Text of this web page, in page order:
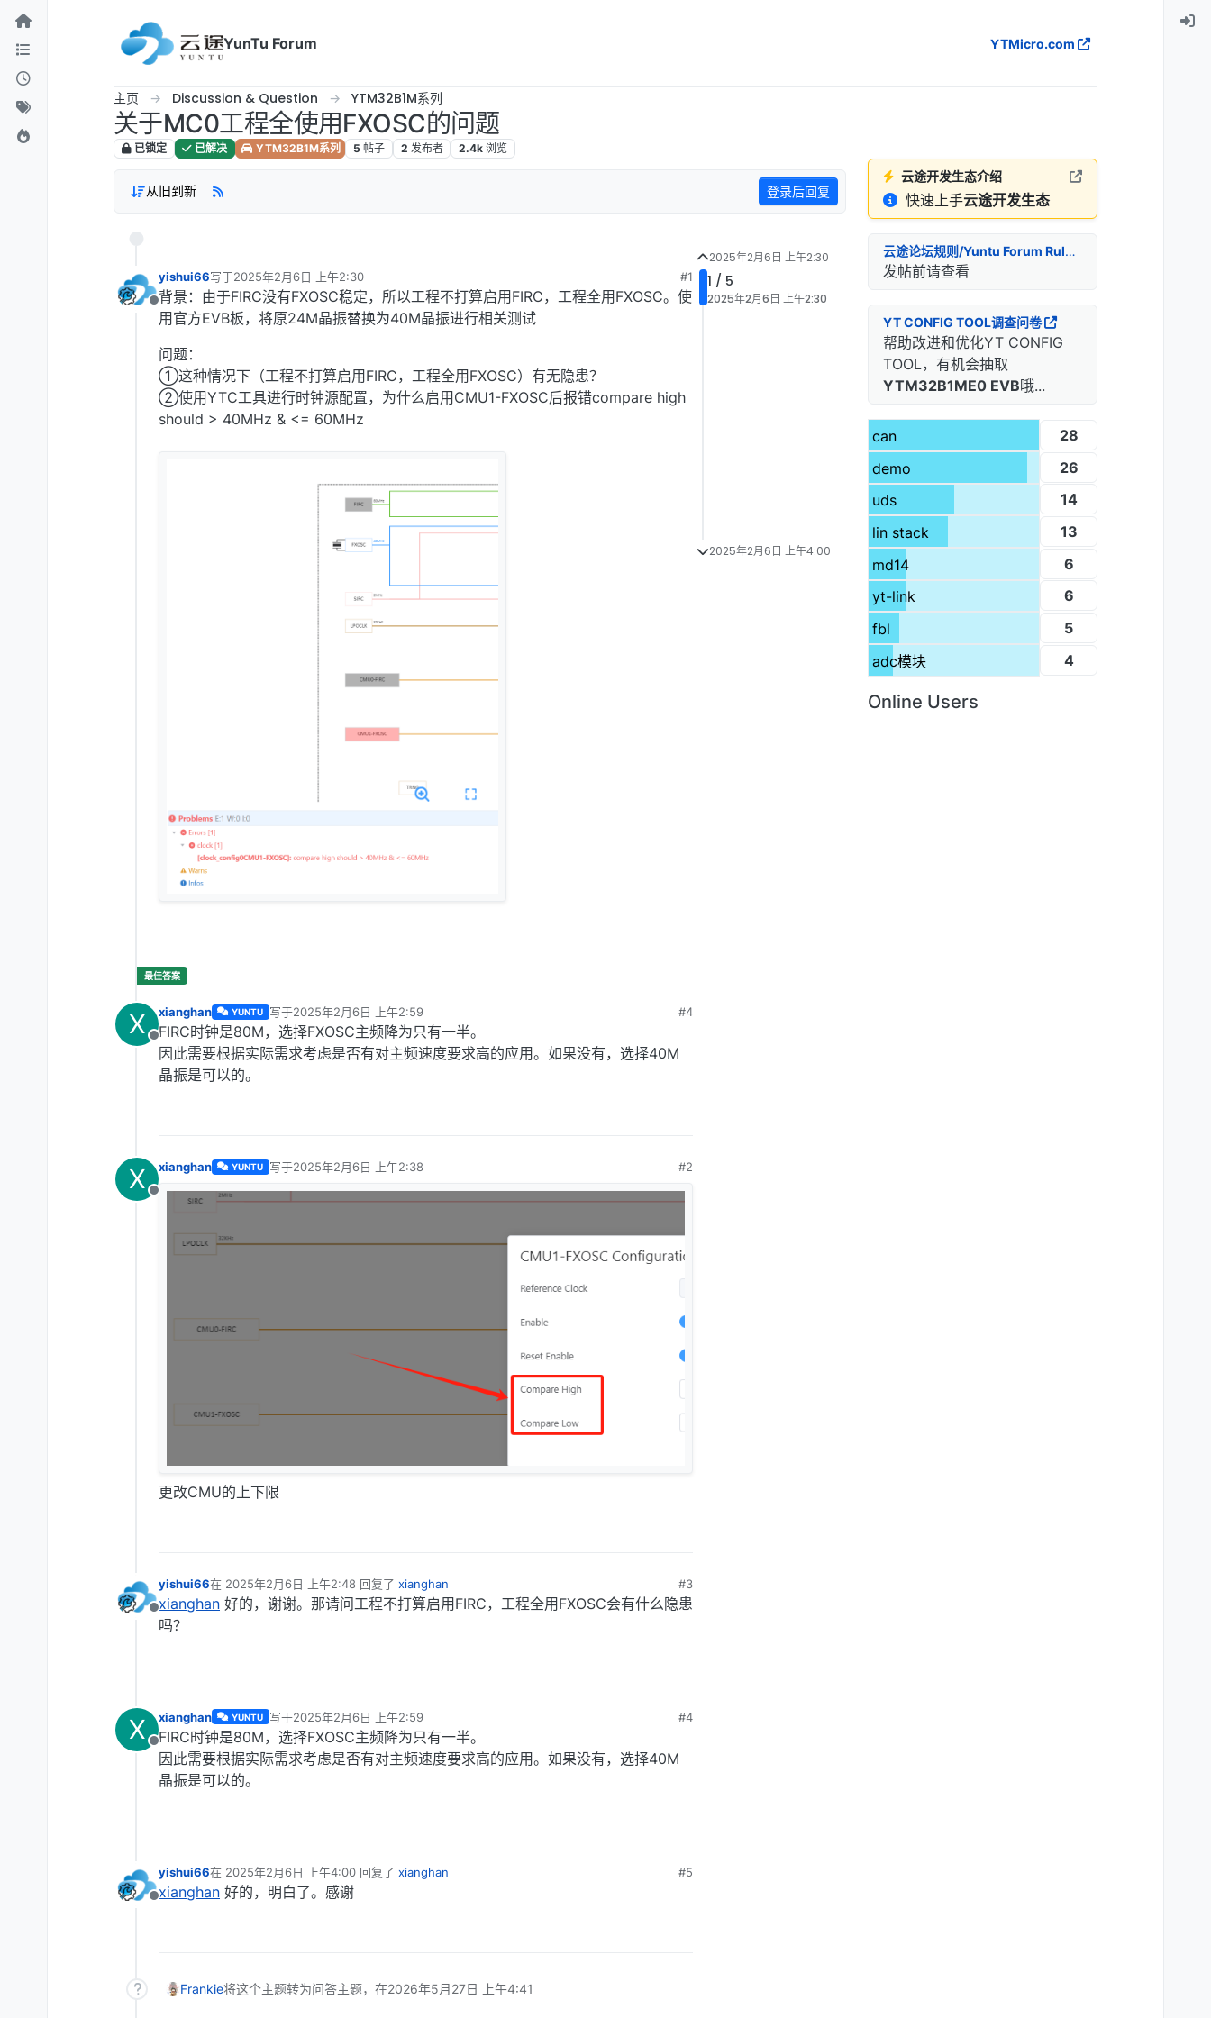
跳转至内容
YunTu Forum
YTMicro.com
主页 Discussion & Question YTM32B1M系列
关于MC0工程全使用FXOSC的问题
已锁定 已解决 YTM32B1M系列 5 帖子 2 发布者 2.4k 浏览
从旧到新 登录后回复
离线
yishui66写于2025年2月6日 上午2:30
最后由 编辑
#1
背景：由于FIRC没有FXOSC稳定，所以工程不打算启用FIRC，工程全用FXOSC。使
用官方EVB板，将原24M晶振替换为40M晶振进行相关测试
问题：
①这种情况下（工程不打算启用FIRC，工程全用FXOSC）有无隐患？
②使用YTC工具进行时钟源配置，为什么启用CMU1-FXOSC后报错compare high
should > 40MHz & <= 60MHz
X
离线
xianghan YUNTU 写于2025年2月6日 上午2:59
最后由 编辑
#4
FIRC时钟是80M，选择FXOSC主频降为只有一半。
因此需要根据实际需求考虑是否有对主频速度要求高的应用。如果没有，选择40M
晶振是可以的。
X
离线
xianghan YUNTU 写于2025年2月6日 上午2:38
最后由 编辑
#2
更改CMU的上下限
离线
yishui66在 2025年2月6日 上午2:48 回复了 xianghan
最后由 编辑
#3
xianghan 好的，谢谢。那请问工程不打算启用FIRC，工程全用FXOSC会有什么隐患
吗？
X
离线
xianghan YUNTU 写于2025年2月6日 上午2:59
最后由 编辑
#4
FIRC时钟是80M，选择FXOSC主频降为只有一半。
因此需要根据实际需求考虑是否有对主频速度要求高的应用。如果没有，选择40M
晶振是可以的。
离线
yishui66在 2025年2月6日 上午4:00 回复了 xianghan
最后由 编辑
#5
xianghan 好的，明白了。感谢
Frankie将这个主题转为问答主题，在2026年5月27日 上午4:41
2025年2月6日 上午2:30
1 / 5
2025年2月6日 上午2:30
2025年2月6日 上午4:00
云途开发生态介绍
快速上手云途开发生态
云途论坛规则/Yuntu Forum Rules
发帖前请查看
YT CONFIG TOOL调查问卷
帮助改进和优化YT CONFIG
TOOL，有机会抽取
YTM32B1ME0 EVB哦...
can
28
demo
26
uds
14
lin stack
13
md14
6
yt-link
6
fbl
5
adc模块
4
Online Users